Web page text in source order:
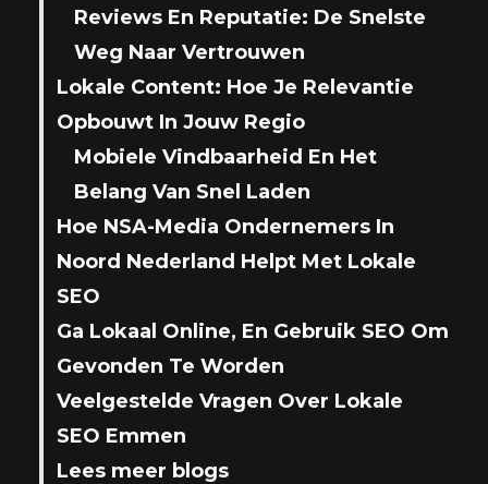
Reviews En Reputatie: De Snelste
Weg Naar Vertrouwen
Lokale Content: Hoe Je Relevantie
Opbouwt In Jouw Regio
Mobiele Vindbaarheid En Het
Belang Van Snel Laden
Hoe NSA-Media Ondernemers In
Noord Nederland Helpt Met Lokale
SEO
Ga Lokaal Online, En Gebruik SEO Om
Gevonden Te Worden
Veelgestelde Vragen Over Lokale
SEO Emmen
Lees meer blogs